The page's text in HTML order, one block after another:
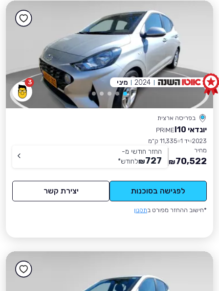
3
בפריסה ארצית
יונדאי I10
PRIME
2023 יד 1
11,335 ק״מ
מחיר
70,522
₪
החזר חודשי מ-
727
₪לחודש*
לפגישה בסוכנות יצירת קשר
*חישוב ההחזר מפורט בתקנון
2024 מיני